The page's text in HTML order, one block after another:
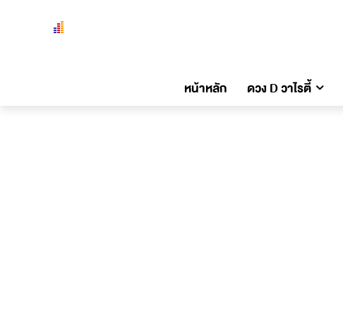
หน้าหลัก ดวง D วาไรตี้